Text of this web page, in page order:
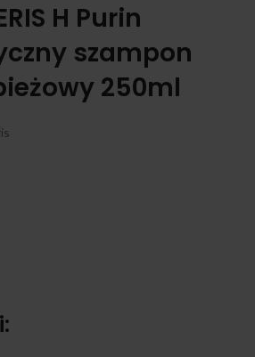
H Purin
szampon
250ml